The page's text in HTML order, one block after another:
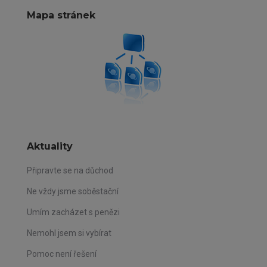
Mapa stránek
Aktuality
Připravte se na důchod
Ne vždy jsme soběstační
Umím zacházet s penězi
Nemohl jsem si vybírat
Pomoc není řešení